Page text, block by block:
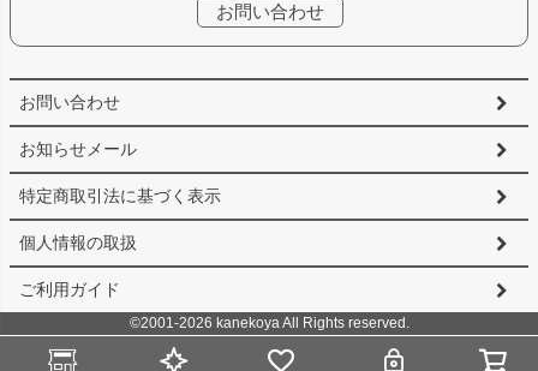
お問い合わせ
お知らせメール
特定商取引法に基づく表示
個人情報の取扱
ご利用ガイド
お問い合わせ
©2001-2026 kanekoya All Rights reserved.